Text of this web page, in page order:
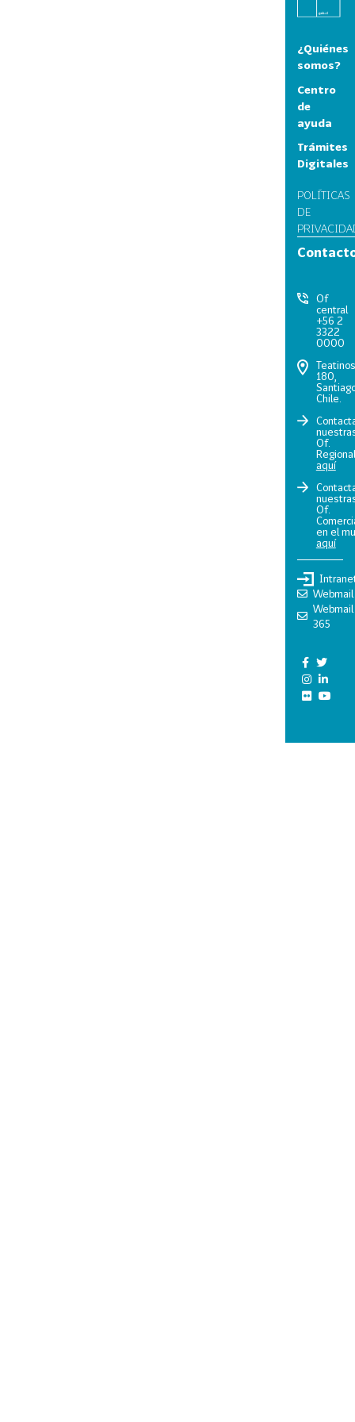
¿Quiénes
somos?
Centro
de
ayuda
Trámites
Digitales
POLÍTICAS
DE
Of
central
+56 2
3322
0000
Teatinos
180,
Chile.
Of.
aquí
Of.
en el
aquí
Webmail
Webmail
365